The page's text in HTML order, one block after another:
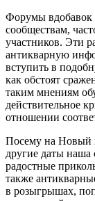
Форумы вдобавок
сообществам,
участников. Эти
антикварную
вступить в
как обстоят
таким мнениям
действительное
отношении
Посему на Новый
другие даты наша
радостные
также
в розыгрышах,